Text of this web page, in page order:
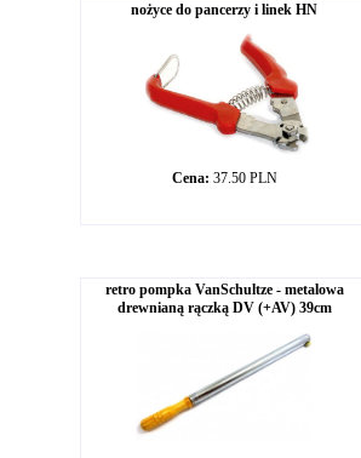
nożyce do pancerzy i linek HN
Cena: 37.50 PLN
retro pompka VanSchultze - metalowa
drewnianą rączką DV (+AV) 39cm